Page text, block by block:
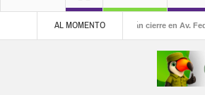
AL MOMENTO
Obras viales provocarán cierre en Av. Federación y